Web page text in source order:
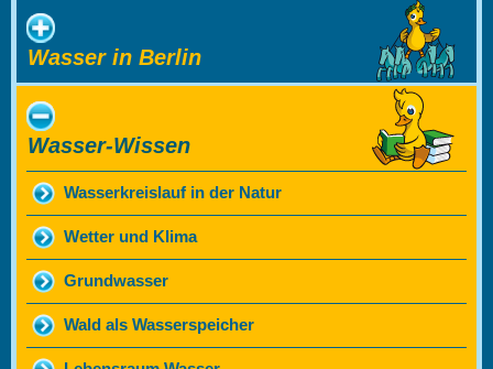
Wasser in Berlin
Wasser-Wissen
Wasserkreislauf in der Natur
Wetter und Klima
Grundwasser
Wald als Wasserspeicher